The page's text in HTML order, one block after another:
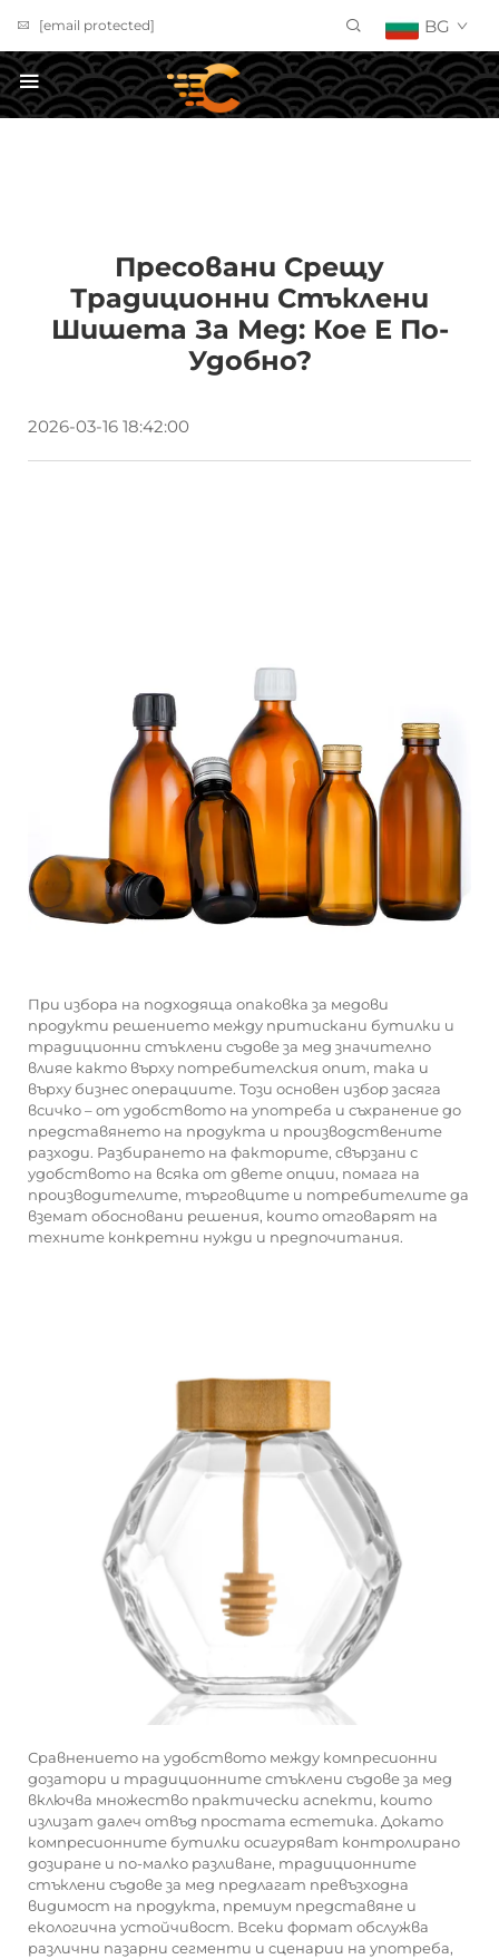
[email protected] BG
Пресовани Срещу
Традиционни Стъклени
Шишета За Мед: Кое Е По-
Удобно?
2026-03-16 18:42:00
При избора на подходяща опаковка за медови
продукти решението между притискани бутилки и
традиционни стъклени съдове за мед значително
влияе както върху потребителския опит, така и
върху бизнес операциите. Този основен избор засяга
всичко – от удобството на употреба и съхранение до
представянето на продукта и производствените
разходи. Разбирането на факторите, свързани с
удобството на всяка от двете опции, помага на
производителите, търговците и потребителите да
вземат обосновани решения, които отговарят на
техните конкретни нужди и предпочитания.
Сравнението на удобството между компресионни
дозатори и традиционните стъклени съдове за мед
включва множество практически аспекти, които
излизат далеч отвъд простата естетика. Докато
компресионните бутилки осигуряват контролирано
дозиране и по-малко разливане, традиционните
стъклени съдове за мед предлагат превъзходна
видимост на продукта, премиум представяне и
екологична устойчивост. Всеки формат обслужва
различни пазарни сегменти и сценарии на употреба,